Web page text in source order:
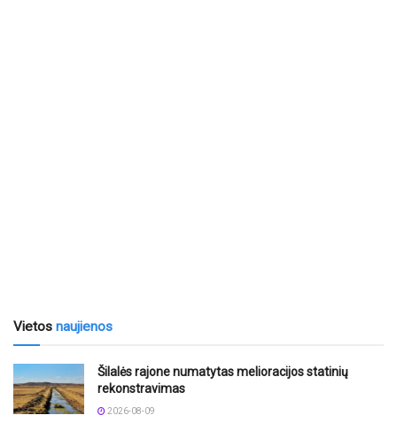
Vietos naujienos
Šilalės rajone numatytas melioracijos statinių
rekonstravimas
2026-08-09